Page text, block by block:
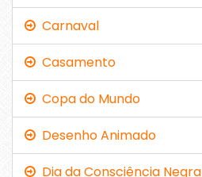
Carnaval
Casamento
Copa do Mundo
Desenho Animado
Dia da Consciência Negra